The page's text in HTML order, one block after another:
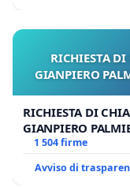
RICHIESTA
GIANPIERO
RICHIESTA DI
GIANPIERO
1 504 firme
Avviso di